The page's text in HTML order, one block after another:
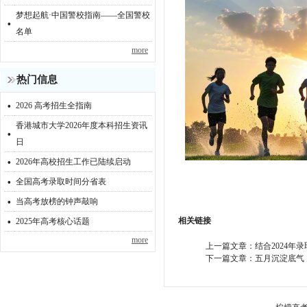
· 梦想起航·中国警校指南——全国警校
名单
more
热门信息
· 2026 高考招生全指南
· 香港城市大学2026年度本科招生资讯
日
· 2026年高校招生工作已陆续启动
· 全国高考录取时间分省表
· 当高考放榜的钟声敲响
· 2025年高考核心话题
more
相关链接
上一篇文章： 结合2024年录
下一篇文章： 五月沉淀底气